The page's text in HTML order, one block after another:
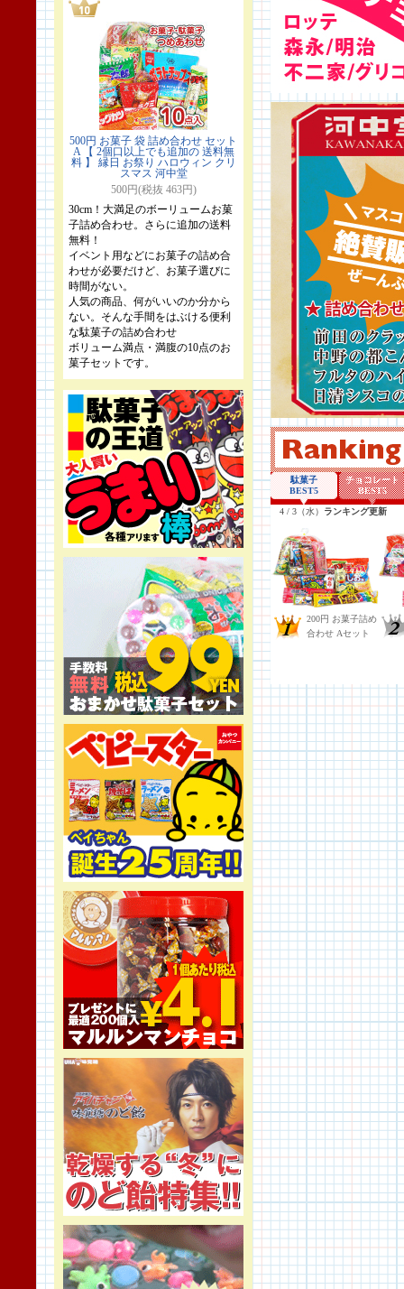
500円 お菓子 袋 詰め合わせ セット
A 【 2個口以上でも追加の 送料無
料 】 縁日 お祭り ハロウィン クリ
スマス 河中堂
500円(税抜 463円)
30cm！大満足のボーリュームお菓
子詰め合わせ。さらに追加の送料
無料！
イベント用などにお菓子の詰め合
わせが必要だけど、お菓子選びに
時間がない。
人気の商品、何がいいのか分から
ない。そんな手間をはぶける便利
な駄菓子の詰め合わせ
ボリューム満点・満腹の10点のお
菓子セットです。